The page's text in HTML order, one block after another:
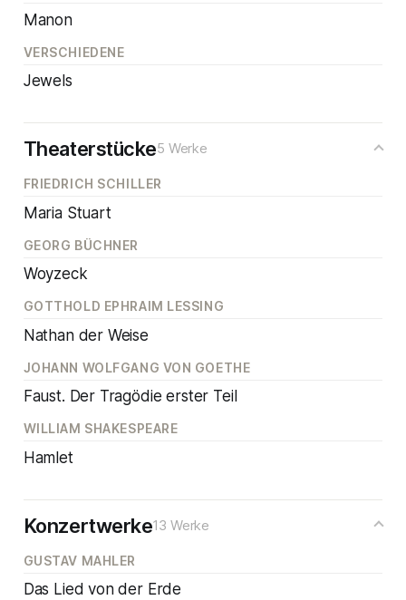
Manon
VERSCHIEDENE
Jewels
Theaterstücke5 Werke
FRIEDRICH SCHILLER
Maria Stuart
GEORG BÜCHNER
Woyzeck
GOTTHOLD EPHRAIM LESSING
Nathan der Weise
JOHANN WOLFGANG VON GOETHE
Faust. Der Tragödie erster Teil
WILLIAM SHAKESPEARE
Hamlet
Konzertwerke13 Werke
GUSTAV MAHLER
Das Lied von der Erde